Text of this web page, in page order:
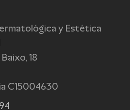
y Estética
18
C15004630